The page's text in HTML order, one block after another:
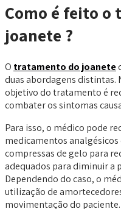
Como é feito
joanete ?
O tratamento do joanete
duas abordagens distintas.
objetivo do tratamento é
combater os sintomas
Para isso, o médico pode
medicamentos
compressas de gelo para
adequados para diminuir a
Dependendo do caso, o
utilização de
movimentação do paciente.